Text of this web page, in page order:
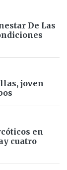
De Las
joven
en
cuatro